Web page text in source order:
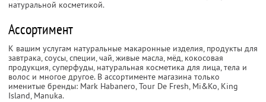
натуральной косметикой.
Ассортимент
К вашим услугам натуральные макаронные изделия, продукты для
завтрака, соусы, специи, чай, живые масла, мёд, кокосовая
продукция, суперфуды, натуральная косметика для лица, тела и
волос и многое другое. В ассортименте магазина только
именитые бренды: Mark Habanero, Tour De Fresh, Mi&Ko, King
Island, Manuka.